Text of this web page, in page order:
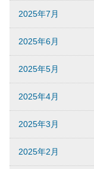
2025年7月
2025年6月
2025年5月
2025年4月
2025年3月
2025年2月